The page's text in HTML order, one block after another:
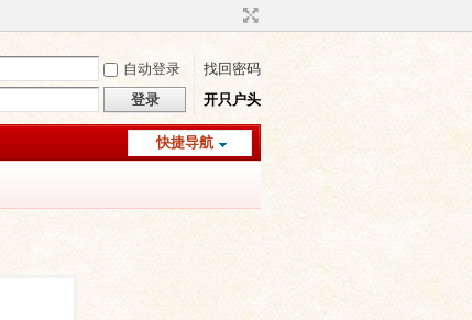
自动登录
找回密码
登录 开只户头
快捷导航